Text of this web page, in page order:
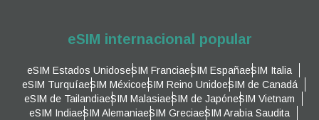
eSIM internacional popular
eSIM Estados UnidoseSIM FranciaeSIM EspañaeSIM Italia
eSIM TurquíaeSIM MéxicoeSIM Reino UnidoeSIM de Canadá
eSIM de TailandiaeSIM MalasiaeSIM de JapóneSIM Vietnam
eSIM IndiaeSIM AlemaniaeSIM GreciaeSIM Arabia Saudita